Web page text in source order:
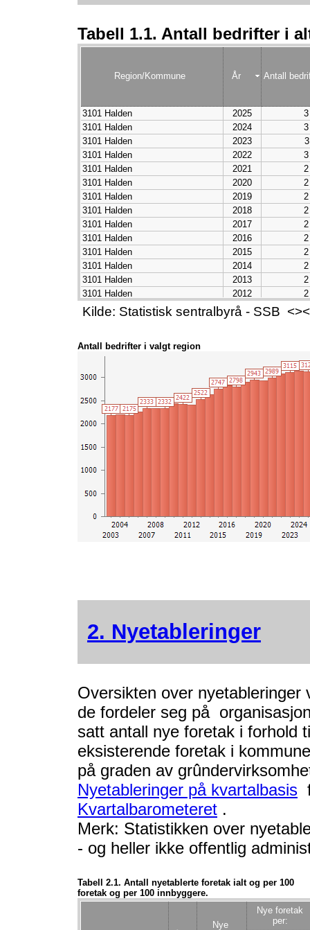
Tabell 1.1. Antall bedrifter i
Region/Kommune År Antall
3101 Halden 2025
3101 Halden
2024
3101 Halden
2023
3101 Halden
2022
3101 Halden
2021
3101 Halden
2020
3101 Halden
2019
3101 Halden
2018
3101 Halden
2017
3101 Halden
2016
3101 Halden
2015
3101 Halden
2014
3101 Halden
2013
3101 Halden
2012
3101 Halden
2011
3101 Halden
3101 Halden
2006
2005
3101 Halden
3101 Halden
Kilde: Statistisk sentralbyrå - SSB
Antall bedrifter i valgt region
2. Nyetableringer
Oversikten over
de fordeler seg på
satt antall nye foretak i forhold
eksisterende foretak i
på graden av
Nyetableringer på kvartalbasis
Kvartalbarometeret .
Merk: Statistikken over
- og heller ikke offentlig
Tabell 2.1. Antall nyetablerte foretak ialt og per 100
foretak og per 100 innbyggere.
Nye
Nye foretak
per: